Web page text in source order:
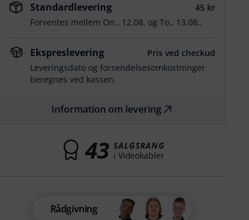
Standardlevering
45 kr
Forventes mellem On., 12.08. ogTo., 13.08..
Ekspreslevering
Pris ved checkud
Leveringsdato og forsendelsesomkostninger
beregnes ved kassen.
Information om levering
43 SALGSRANG
i Videokabler
Rådgivning